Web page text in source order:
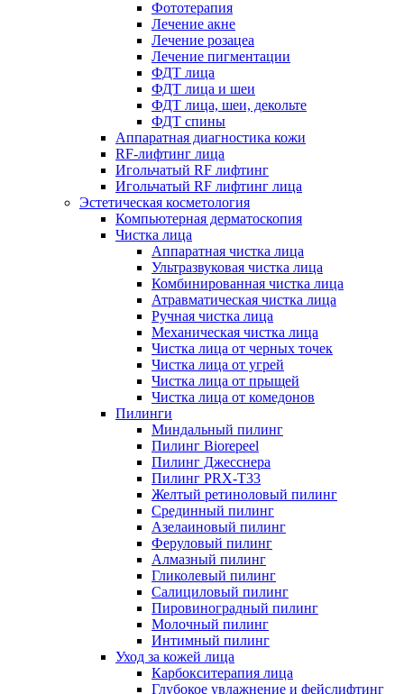
Фототерапия
Лечение акне
Лечение розацеа
Лечение пигментации
ФДТ лица
ФДТ лица и шеи
ФДТ лица, шеи, декольте
ФДТ спины
Аппаратная диагностика кожи
RF-лифтинг лица
Игольчатый RF лифтинг
Игольчатый RF лифтинг лица
Эстетическая косметология
Компьютерная дерматоскопия
Чистка лица
Аппаратная чистка лица
Ультразвуковая чистка лица
Комбинированная чистка лица
Атравматическая чистка лица
Ручная чистка лица
Механическая чистка лица
Чистка лица от черных точек
Чистка лица от угрей
Чистка лица от прыщей
Чистка лица от комедонов
Пилинги
Миндальный пилинг
Пилинг Biorepeel
Пилинг Джесснера
Пилинг PRX-T33
Желтый ретиноловый пилинг
Срединный пилинг
Азелаиновый пилинг
Феруловый пилинг
Алмазный пилинг
Гликолевый пилинг
Салициловый пилинг
Пировиноградный пилинг
Молочный пилинг
Интимный пилинг
Уход за кожей лица
Карбокситерапия лица
Глубокое увлажнение и фейслифтинг